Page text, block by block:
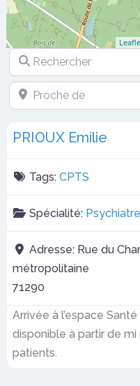
Rechercher
Proche de
PRIOUX Emilie
Tags: CPTS
Spécialité: Psychiatre
Adresse: Rue du
métropolitaine
71290
Arrivée à l’espace
disponible à partir de
patients.